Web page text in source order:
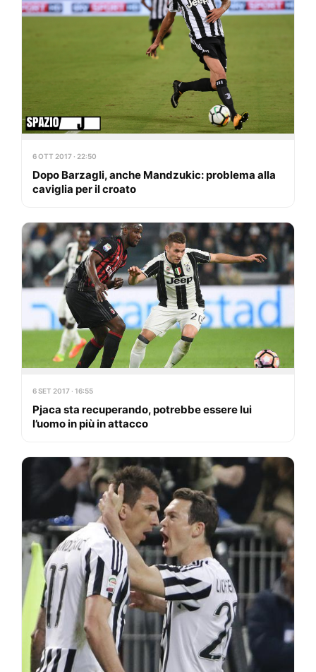
6 OTT 2017 · 22:50
Dopo Barzagli, anche Mandzukic: problema alla
caviglia per il croato
6 SET 2017 · 16:55
Pjaca sta recuperando, potrebbe essere lui
l’uomo in più in attacco